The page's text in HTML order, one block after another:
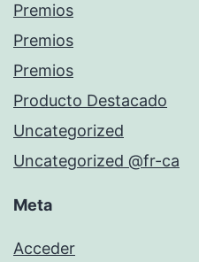
Premios
Premios
Premios
Producto Destacado
Uncategorized
Uncategorized @fr-ca
Meta
Acceder